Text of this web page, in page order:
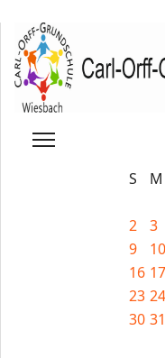
S M
2
3
9
10
16 17
23 24
30 31